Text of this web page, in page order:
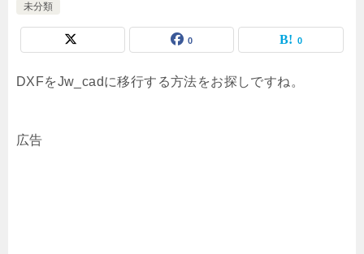
未分類
0 0
DXFをJw_cadに移行する方法をお探しですね。
広告